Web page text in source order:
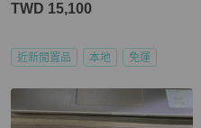
TWD 15,100
近新閒置品 本地 免運